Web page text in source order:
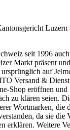
Luzern
seit 1996
Markt präsent
auf
Versand &
Shop eröffnen
zu klären seien.
Wortmarken, die
da sie die
erklären. Weitere